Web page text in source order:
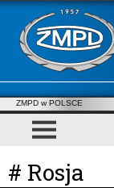
ZMPD w POLSCE
# Rosja